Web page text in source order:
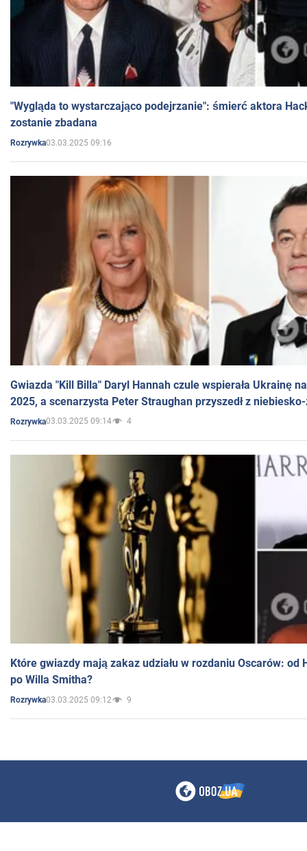
"Wygląda to wystarczająco podejrzanie": śmierć aktora
zostanie zbadana
Rozrywka03.03.2025 09:16
Gwiazda "Kill Billa" Daryl Hannah czule wspierała Ukrainę
2025, a scenarzysta Peter Straughan przyszedł z
Rozrywka03.03.2025 09:14 4
Które gwiazdy mają zakaz udziału w rozdaniu Oscarów: od
po Willa Smitha?
Rozrywka03.03.2025 09:12 9